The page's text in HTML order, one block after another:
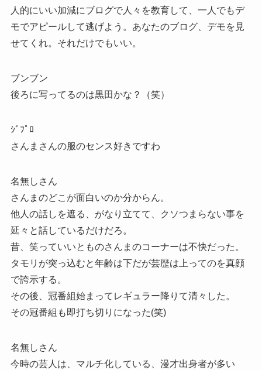
人的にいい加減にブログで人々を教育して、一人でもデ
モでアピールして逃げよう。あなたのブログ、デモを見
せてくれ。それだけでもいい。
ブンブン
後ろに写ってるのは黒田かな？（笑）
ｼﾞﾌﾟﾛ
さんまさんの服のセンス好きですわ
名無しさん
さんまのどこが面白いのか分からん。
他人の話しを遮る、がなり立てて、クソつまらない事を
延々と話しているだけだろ。
昔、笑っていいとものさんまのコーナーは不快だった。
タモリが突っ込むと年齢は下だが芸歴は上ってのを真顔
で誇示する。
その後、冠番組始まってレギュラー降りて清々した。
その冠番組も即打ち切りになった(笑)
名無しさん
今時の芸人は、マルチ化している、漫才出身者が多い